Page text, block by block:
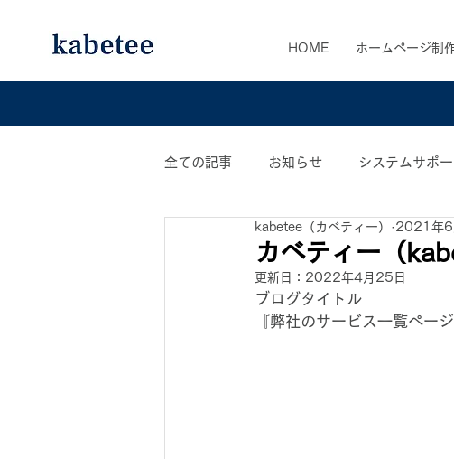
HOME ホームページ制
全ての記事 お知らせ システムサポー
カベティー業務日誌 おすすめ書籍
カベティー（
kabetee（カベティー） 2021年6
更新日： 2022年4月25日
ブログタイトル
『弊社のサービス一覧ペー